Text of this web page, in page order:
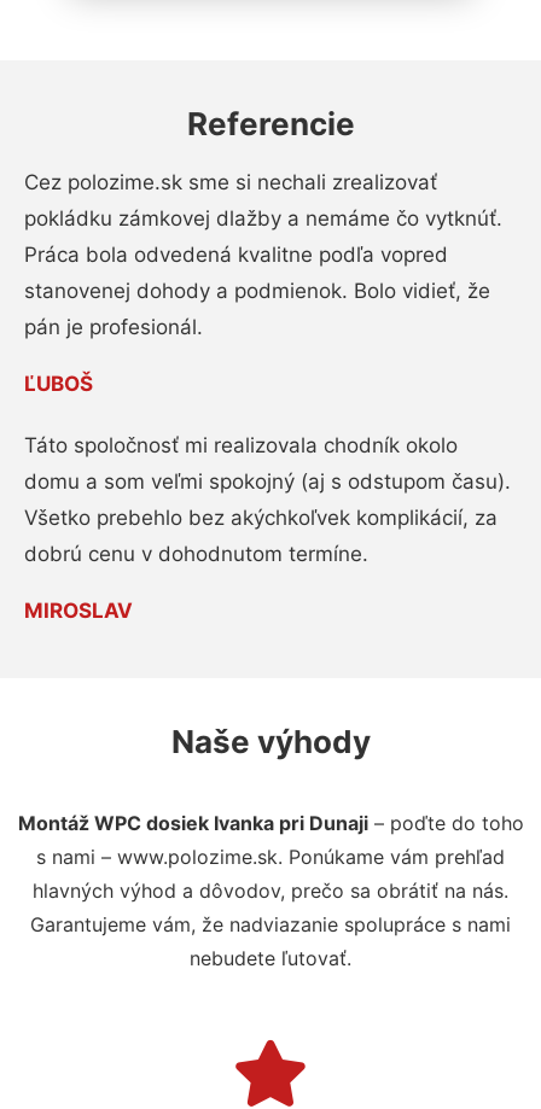
Referencie
Cez polozime.sk sme si nechali zrealizovať
pokládku zámkovej dlažby a nemáme čo vytknúť.
Práca bola odvedená kvalitne podľa vopred
stanovenej dohody a podmienok. Bolo vidieť, že
pán je profesionál.
ĽUBOŠ
Táto spoločnosť mi realizovala chodník okolo
domu a som veľmi spokojný (aj s odstupom času).
Všetko prebehlo bez akýchkoľvek komplikácií, za
dobrú cenu v dohodnutom termíne.
MIROSLAV
Naše výhody
Montáž WPC dosiek Ivanka pri Dunaji– poďte do toho
s nami – www.polozime.sk. Ponúkame vám prehľad
hlavných výhod a dôvodov, prečo sa obrátiť na nás.
Garantujeme vám, že nadviazanie spolupráce s nami
nebudete ľutovať.